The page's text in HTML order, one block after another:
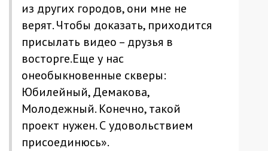
из других городов, они мне не
верят. Чтобы доказать, приходится
присылать видео – друзья в
восторге.Еще у нас
онеобыкновенные скверы:
Юбилейный, Демакова,
Молодежный. Конечно, такой
проект нужен. С удовольствием
присоединюсь».